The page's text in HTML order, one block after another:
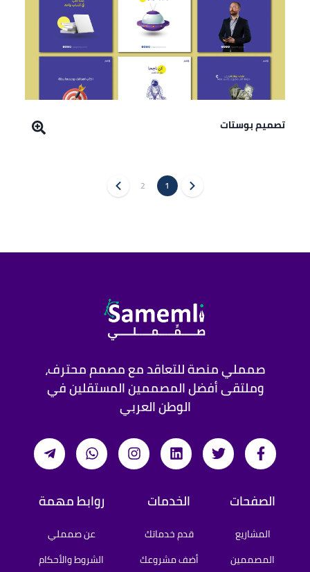
تصميم بوستات
1
2
صمملي منصة للتعاقد مع مصمم محترف،
وملتقى أفضل المصممين المستقلين في
الوطن العربي
الصفحات
المشاريع
المصممين
الخدمات
قدم خدماتك
أضف مشروعك
روابط مهمة
عن صمملي
الشروط والأحكام